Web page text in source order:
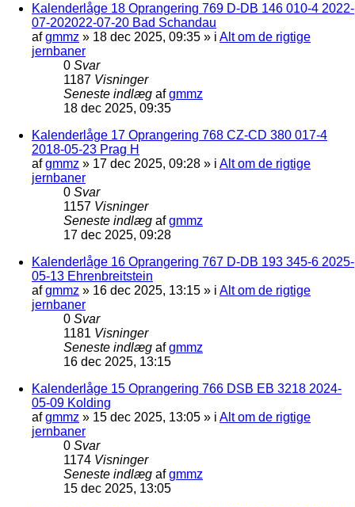
Kalenderlåge 18 Oprangering 769 D-DB 146 010-4 2022-
07-202022-07-20 Bad Schandau
afgmmz » 18 dec 2025, 09:35 » i Alt om de rigtige
jernbaner
0 Svar
1187 Visninger
Seneste indlæg afgmmz
18 dec 2025, 09:35
Kalenderlåge 17 Oprangering 768 CZ-CD 380 017-4
2018-05-23 Prag H
afgmmz » 17 dec 2025, 09:28 » i Alt om de rigtige
jernbaner
0 Svar
1157 Visninger
Seneste indlæg afgmmz
17 dec 2025, 09:28
Kalenderlåge 16 Oprangering 767 D-DB 193 345-6 2025-
05-13 Ehrenbreitstein
afgmmz » 16 dec 2025, 13:15 » i Alt om de rigtige
jernbaner
0 Svar
1181 Visninger
Seneste indlæg afgmmz
16 dec 2025, 13:15
Kalenderlåge 15 Oprangering 766 DSB EB 3218 2024-
05-09 Kolding
afgmmz » 15 dec 2025, 13:05 » i Alt om de rigtige
jernbaner
0 Svar
1174 Visninger
Seneste indlæg afgmmz
15 dec 2025, 13:05